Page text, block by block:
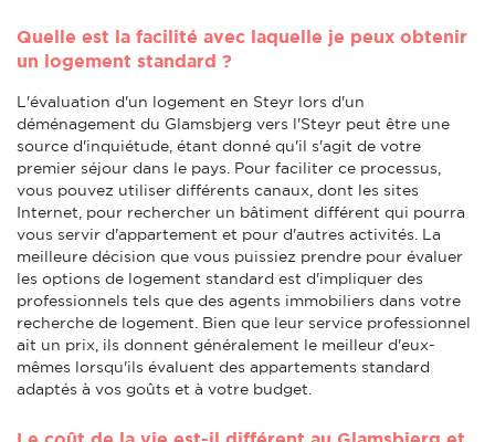
Quelle est la facilité avec laquelle je peux obtenir
un logement standard ?
L'évaluation d'un logement en Steyr lors d'un
déménagement du Glamsbjerg vers l'Steyr peut être une
source d'inquiétude, étant donné qu'il s'agit de votre
premier séjour dans le pays. Pour faciliter ce processus,
vous pouvez utiliser différents canaux, dont les sites
Internet, pour rechercher un bâtiment différent qui pourra
vous servir d'appartement et pour d'autres activités. La
meilleure décision que vous puissiez prendre pour évaluer
les options de logement standard est d'impliquer des
professionnels tels que des agents immobiliers dans votre
recherche de logement. Bien que leur service professionnel
ait un prix, ils donnent généralement le meilleur d'eux-
mêmes lorsqu'ils évaluent des appartements standard
adaptés à vos goûts et à votre budget.